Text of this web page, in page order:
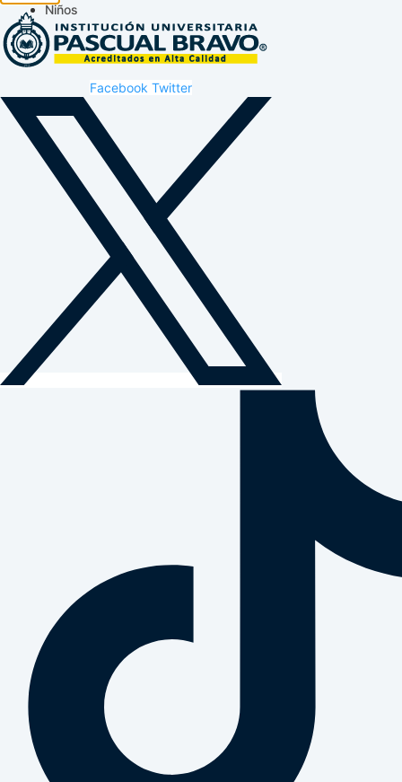
Niños
Facebook Twitter